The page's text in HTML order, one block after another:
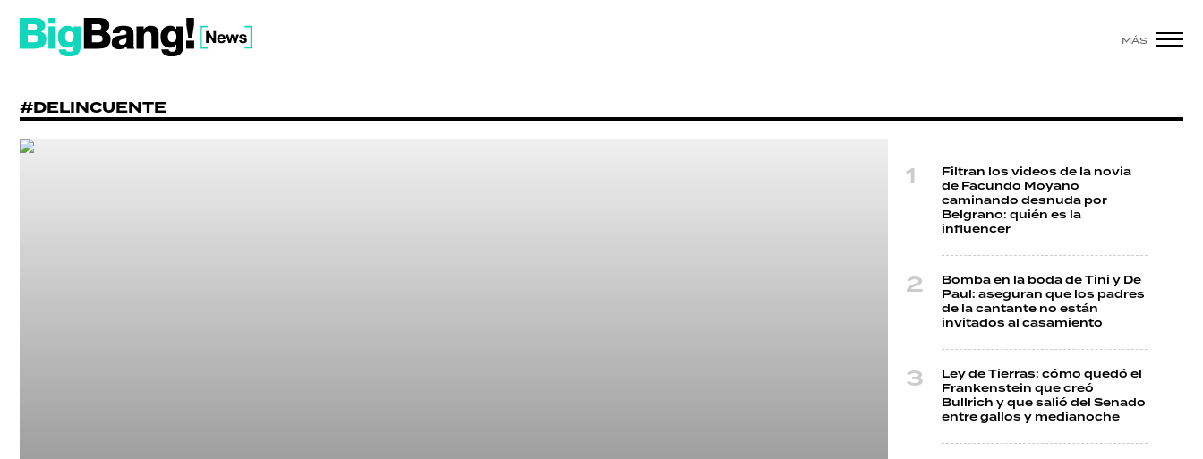
MÁS
#DELINCUENTE
Filtran los videos de la novia
de Facundo Moyano
caminando desnuda por
Belgrano: quién es la
influencer
Bomba en la boda de Tini y De
Paul: aseguran que los padres
de la cantante no están
invitados al casamiento
Ley de Tierras: cómo quedó el
Frankenstein que creó
Bullrich y que salió del Senado
entre gallos y medianoche